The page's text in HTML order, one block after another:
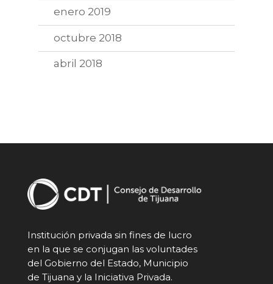
enero 2019
octubre 2018
abril 2018
Institución privada sin fines de lucro
en la que se conjugan las voluntades
del Gobierno del Estado, Municipio
de Tijuana y la Iniciativa Privada.